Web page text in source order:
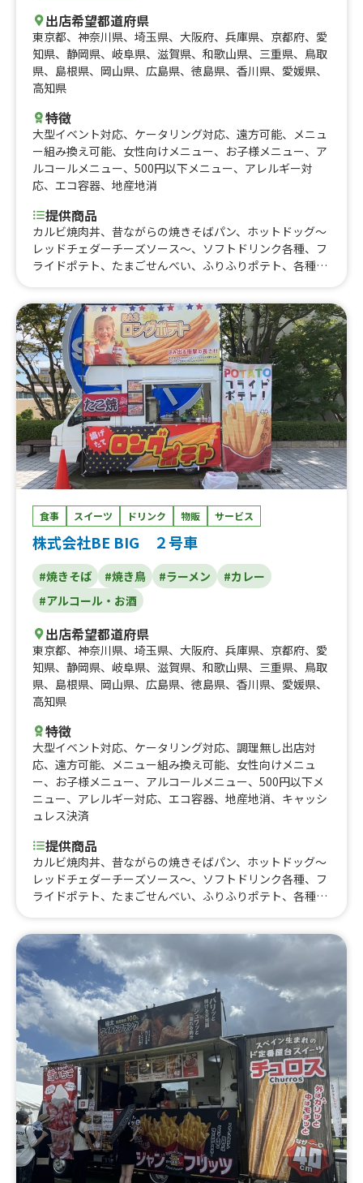
出店希望都道府県
東京都、 神奈川県、 埼玉県、 大阪府、 兵庫県、 京都府、 愛
知県、 静岡県、 岐阜県、 滋賀県、 和歌山県、 三重県、 鳥取
県、 島根県、 岡山県、 広島県、 徳島県、 香川県、 愛媛県、
高知県
特徴
大型イベント対応、 ケータリング対応、 遠方可能、
メニュ
ー組み換え可能、 女性向けメニュー、 お子様メニュー、 ア
ルコールメニュー、 500円以下メニュー、 アレルギー対
応、 エコ容器、 地産地消
提供商品
カルビ焼肉丼、昔ながらの焼きそばパン、ホットドッグ〜
レッドチェダーチーズソース〜、ソフトドリンク各種、フ
ライドポテト、たまごせんべい、ふりふりポテト、各種ア
りハーブフランク、みたらし団子、肉巻きおにぎり、にん
にく醤油から揚げ、霜降り牛串、大阪名物 揚げたこ焼
き、ロングポテト
食事 スイーツ ドリンク 物販 サービス
株式会社BE BIG ２号車
#焼きそば #焼き鳥 #ラーメン
#カレー
#アルコール・お酒
出店希望都道府県
東京都、 神奈川県、 埼玉県、 大阪府、 兵庫県、 京都府、 愛
知県、 静岡県、 岐阜県、 滋賀県、 和歌山県、 三重県、 鳥取
県、 島根県、 岡山県、 広島県、 徳島県、 香川県、 愛媛県、
高知県
特徴
大型イベント対応、 ケータリング対応、 調理無し出店対
応、 遠方可能、 メニュー組み換え可能、 女性向けメニュ
ー、 お子様メニュー、 アルコールメニュー、 500円以下メ
ニュー、 アレルギー対応、 エコ容器、 地産地消、 キャッシ
ュレス決済
提供商品
カルビ焼肉丼、昔ながらの焼きそばパン、ホットドッグ〜
レッドチェダーチーズソース〜、ソフトドリンク各種、フ
ライドポテト、たまごせんべい、ふりふりポテト、各種ア
ー、炙りロース串、じゃんぼ焼き鳥、大盛り焼きそば、炙
りハーブフランク、みたらし団子、肉巻きおにぎり、にん
にく醤油から揚げ、霜降り牛串、大阪名物 揚げたこ焼
き、ロングポテト